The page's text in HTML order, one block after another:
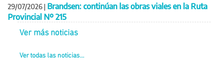
29/07/2026 | Brandsen: continúan las obras viales en la Ruta
Provincial Nº 215
Ver más noticias
Ver todas las noticias...